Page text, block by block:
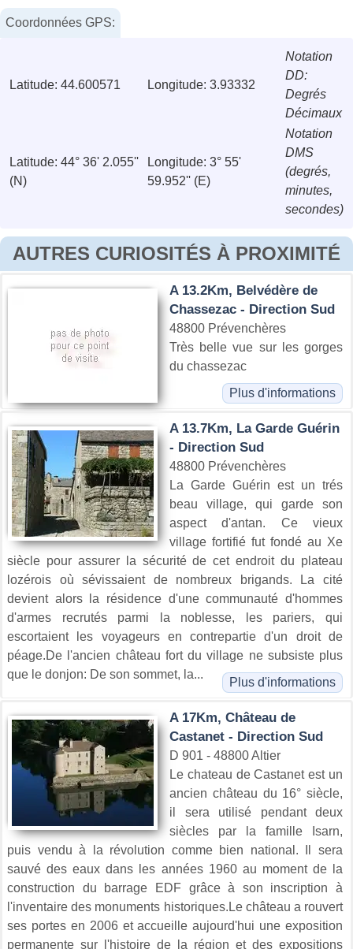
Coordonnées GPS:
Latitude: 44.600571 Longitude: 3.93332
Notation
DD:
Degrés
Décimaux
Latitude: 44° 36' 2.055''
(N)
Longitude: 3° 55'
59.952'' (E)
Notation
DMS
(degrés,
minutes,
secondes)
AUTRES CURIOSITÉS À PROXIMITÉ
A 13.2Km, Belvédère de
Chassezac - Direction Sud
48800 Prévenchères
Très belle vue sur les gorges
du chassezac
Plus d'informations
A 13.7Km, La Garde Guérin
- Direction Sud
48800 Prévenchères
La Garde Guérin est un trés
beau village, qui garde son
aspect d'antan. Ce vieux
village fortifié fut fondé au Xe
siècle pour assurer la sécurité de cet endroit du plateau
lozérois où sévissaient de nombreux brigands. La cité
devient alors la résidence d'une communauté d'hommes
d'armes recrutés parmi la noblesse, les pariers, qui
escortaient les voyageurs en contrepartie d'un droit de
péage.De l'ancien château fort du village ne subsiste plus
que le donjon: De son sommet, la...
Plus d'informations
A 17Km, Château de
Castanet - Direction Sud
D 901 - 48800 Altier
Le chateau de Castanet est un
ancien château du 16° siècle,
il sera utilisé pendant deux
siècles par la famille Isarn,
puis vendu à la révolution comme bien national. Il sera
sauvé des eaux dans les années 1960 au moment de la
construction du barrage EDF grâce à son inscription à
l'inventaire des monuments historiques.Le château a rouvert
ses portes en 2006 et accueille aujourd'hui une exposition
permanente sur l'histoire de la région et des expositions